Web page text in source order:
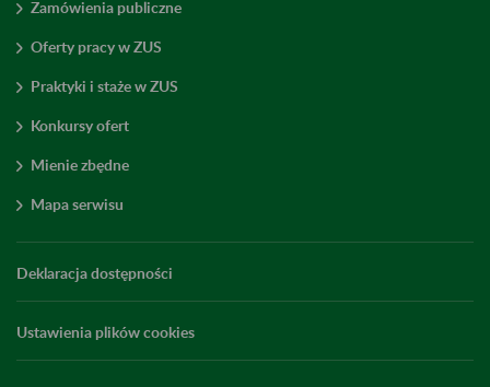
Zamówienia publiczne
Oferty pracy w ZUS
Praktyki i staże w ZUS
Konkursy ofert
Mienie zbędne
Mapa serwisu
Deklaracja dostępności
Ustawienia plików cookies